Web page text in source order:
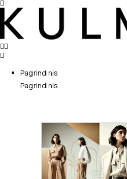
Pagrindinis
Pagrindinis